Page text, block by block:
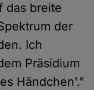
das breite
der
Ich
Präsidium
Händchen'."